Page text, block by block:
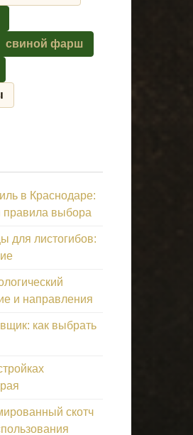
свиной фарш
в Краснодаре:
правила выбора
для листогибов:
и направления
как выбрать
скотч